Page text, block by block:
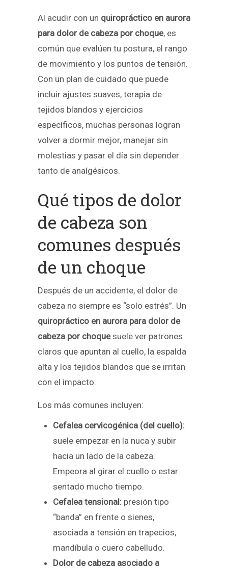
Al acudir con un quiropráctico en aurora
para dolor de cabeza por choque, es
común que evalúen tu postura, el rango
de movimiento y los puntos de tensión.
Con un plan de cuidado que puede
incluir ajustes suaves, terapia de
tejidos blandos y ejercicios
específicos, muchas personas logran
volver a dormir mejor, manejar sin
molestias y pasar el día sin depender
tanto de analgésicos.
Qué tipos de dolor
de cabeza son
comunes después
de un choque
Después de un accidente, el dolor de
cabeza no siempre es “solo estrés”. Un
quiropráctico en aurora para dolor de
cabeza por choquesuele ver patrones
claros que apuntan al cuello, la espalda
alta y los tejidos blandos que se irritan
con el impacto.
Los más comunes incluyen:
Cefalea cervicogénica (del cuello):
suele empezar en la nuca y subir
hacia un lado de la cabeza.
Empeora al girar el cuello o estar
sentado mucho tiempo.
Cefalea tensional: presión tipo
“banda” en frente o sienes,
asociada a tensión en trapecios,
mandíbula o cuero cabelludo.
Dolor de cabeza asociado a